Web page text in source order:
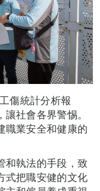
傷統計分析報
社會各界警惕。
職業安全和健康的
和執法的手段，致
式把職安健的文化